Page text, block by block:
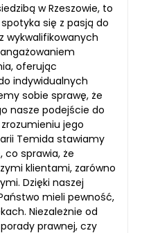
w Rzeszowie, to
się z pasją do
wykwalifikowanych
oferując
indywidualnych
sobie sprawę, że
nasze podejście do
jego
Temida stawiamy
co sprawia, że
klientami, zarówno
Dzięki naszej
mieli pewność,
Niezależnie od
prawnej, czy